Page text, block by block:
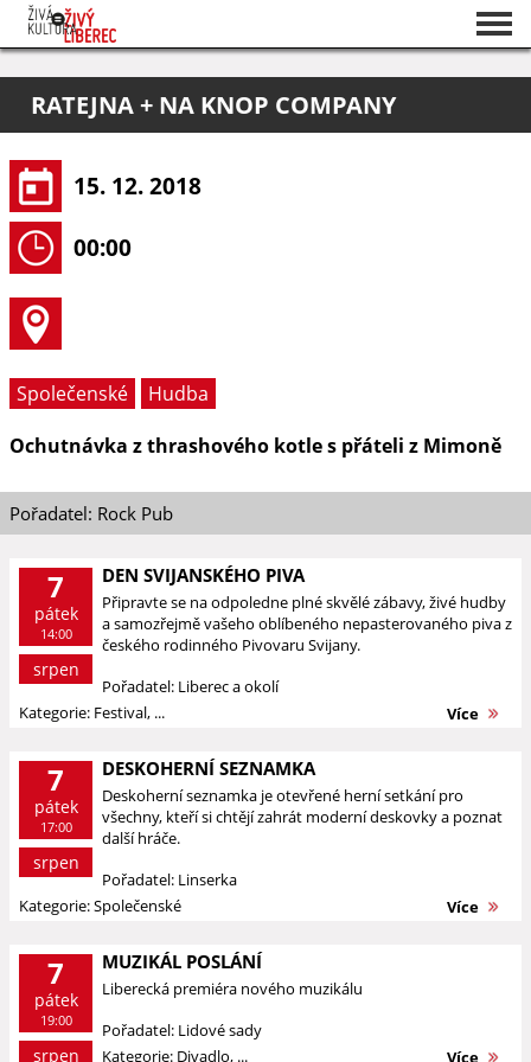
O projektu
Pořadatelé
RATEJNA + NA KNOP COMPANY
15. 12. 2018
00:00
Společenské
Hudba
Ochutnávka z thrashového kotle s přáteli z Mimoně
Pořadatel: Rock Pub
7
pátek
14:00
srpen
DEN SVIJANSKÉHO PIVA
Připravte se na odpoledne plné skvělé zábavy, živé hudby
a samozřejmě vašeho oblíbeného nepasterovaného piva z
českého rodinného Pivovaru Svijany.
Pořadatel: Liberec a okolí
Kategorie: Festival, ...
Více
7
pátek
17:00
srpen
DESKOHERNÍ SEZNAMKA
Deskoherní seznamka je otevřené herní setkání pro
všechny, kteří si chtějí zahrát moderní deskovky a poznat
další hráče.
Pořadatel: Linserka
Kategorie: Společenské
Více
7
pátek
19:00
srpen
MUZIKÁL POSLÁNÍ
Liberecká premiéra nového muzikálu
Pořadatel: Lidové sady
Kategorie: Divadlo, ...
Více